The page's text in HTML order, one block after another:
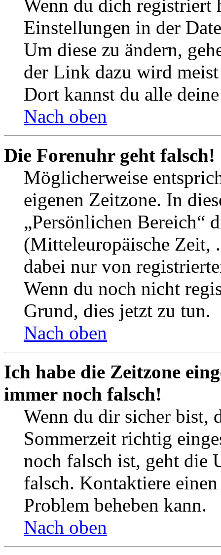
Wenn du dich registriert
Einstellungen in der
Um diese zu ändern,
der Link dazu wird
Dort kannst du alle
Nach oben
Die Forenuhr geht falsch!
Möglicherweise
eigenen Zeitzone. In
„Persönlichen Bereich“
(Mitteleuropäische Zeit,
dabei nur von
Wenn du noch nicht
Grund, dies jetzt zu tun.
Nach oben
Ich habe die Zeitzone
immer noch falsch!
Wenn du dir sicher bist,
Sommerzeit richtig
noch falsch ist, geht die
falsch. Kontaktiere
Problem beheben kann.
Nach oben